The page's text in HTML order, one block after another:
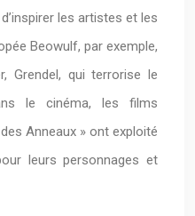
les artistes et les
Beowulf, par exemple,
Grendel, qui terrorise le
le cinéma, les films
Anneaux » ont exploité
leurs personnages et